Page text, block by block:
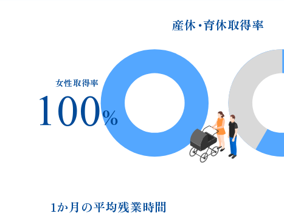
産休・育休取得率
女性取得率
100%
1か月の平均残業時間